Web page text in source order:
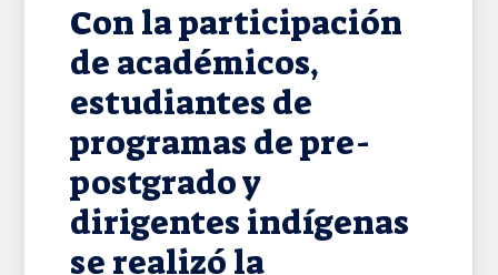
Con la participación
de académicos,
estudiantes de
programas de pre-
postgrado y
dirigentes indígenas
se realizó la